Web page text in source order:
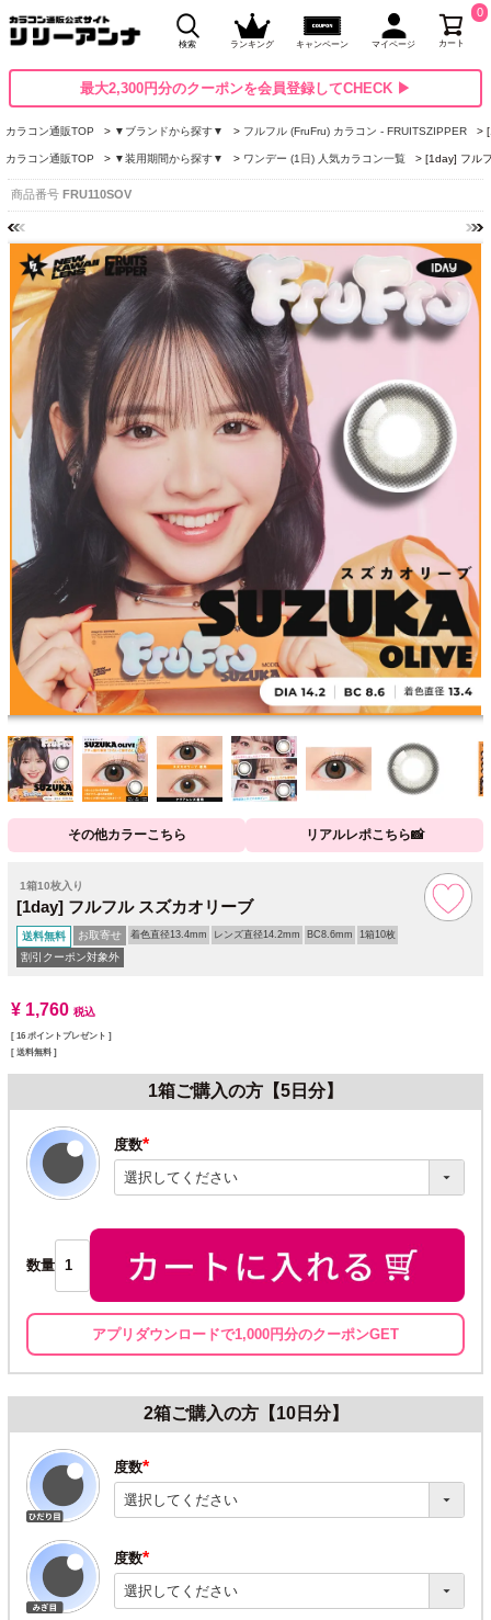
検索 ランキング キャンペーン マイページ カート
0
最大2,300円分のクーポンを会員登録してCHECK ▶
カラコン通販TOP ▼ブランドから探す▼ フルフル (FruFru) カラコン - FRUITSZIPPER
カラコン通販TOP ▼装用期間から探す▼ ワンデー (1日) 人気カラコン一覧 [1day] フル
商品番号 FRU110SOV
その他カラーこちら リアルレポこちら📸
1箱10枚入り
[1day] フルフル スズカオリーブ
送料無料 お取寄せ 着色直径13.4mm レンズ直径14.2mm BC8.6mm 1箱10枚
割引クーポン対象外
¥ 1,760 税込
[ 16 ポイントプレゼント ]
送料無料
1箱ご購入の方【5日分】
度数
(必
須)
数量
アプリダウンロードで1,000円分のクーポンGET
2箱ご購入の方【10日分】
度数
(必
須)
度数
(必
須)